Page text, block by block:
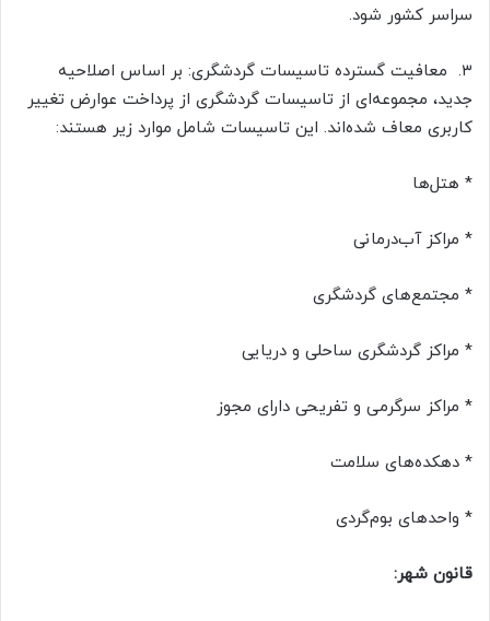
سراسر کشور شود.
​۳. معافیت گسترده تاسیسات گردشگری: بر اساس اصلاحیه
جدید، مجموعه‌ای از تاسیسات گردشگری از پرداخت عوارض تغییر
کاربری معاف شده‌اند. این تاسیسات شامل موارد زیر هستند:
* هتل‌ها
* مراکز آب‌درمانی
* مجتمع‌های گردشگری
* مراکز گردشگری ساحلی و دریایی
* مراکز سرگرمی و تفریحی دارای مجوز
* دهکده‌های سلامت
* واحدهای بوم‌گردی
قانون شهر: